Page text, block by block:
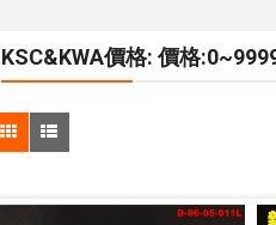
KSC&KWA價格: 價格